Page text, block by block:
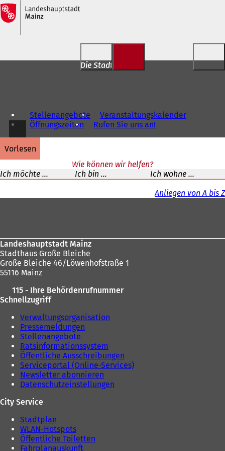
Inhalt anspringen
Die Stadt für Dich
Stellenangebote
Veranstaltungskalender
Öffnungszeiten
Rufen Sie uns an!
vorlesen
Wie können wir helfen?
Ich möchte ...
Ich bin ...
Ich wohne ...
Anliegen von A bis Z
Landeshauptstadt Mainz
Stadthaus Große Bleiche
Große Bleiche 46/Löwenhofstraße 1
55116 Mainz
115 - Ihre Behördenrufnummer
Schnellzugriff
Verwaltungsorganisation
Pressemeldungen
Stellenangebote
Ratsinformationssystem
Öffentliche Ausschreibungen
Serviceportal (Online-Services)
Newsletter abonnieren
Datenschutzeinstellungen
City Service
Stadtplan
WLAN-Hotspots
Öffentliche Toiletten
Fahrplanauskunft